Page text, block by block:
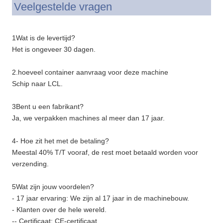
Veelgestelde vragen
1Wat is de levertijd?
Het is ongeveer 30 dagen.
2.hoeveel container aanvraag voor deze machine
Schip naar LCL.
3Bent u een fabrikant?
Ja, we verpakken machines al meer dan 17 jaar.
4- Hoe zit het met de betaling?
Meestal 40% T/T vooraf, de rest moet betaald worden voor
verzending.
5Wat zijn jouw voordelen?
- 17 jaar ervaring: We zijn al 17 jaar in de machinebouw.
- Klanten over de hele wereld.
-- Certificaat: CE-certificaat